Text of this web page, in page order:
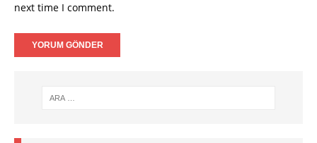
next time I comment.